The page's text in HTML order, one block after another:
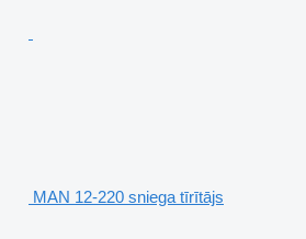
MAN 12-220 sniega tīrītājs